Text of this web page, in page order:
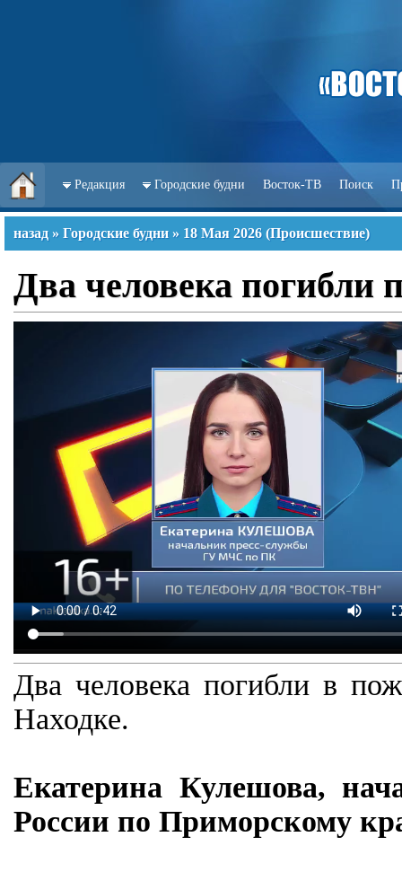
Редакция Городские будни Восток-ТВ Поиск
назад » Городские будни » 18 Мая 2026 (Происшествие)
Два человека погибли
Два человека погибли в
Находке.
Екатерина Кулешова,
России по Приморскому